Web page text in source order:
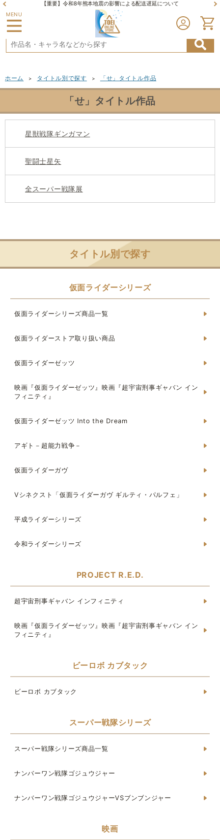
【重要】令和8年熊本地震の影響による配送遅延について
MENU
ホーム > タイトル別で探す > 「せ」タイトル作品
「せ」タイトル作品
星獣戦隊ギンガマン
聖闘士星矢
全スーパー戦隊展
タイトル別で探す
仮面ライダーシリーズ
仮面ライダーシリーズ商品一覧
仮面ライダーストア取り扱い商品
仮面ライダーゼッツ
映画『仮面ライダーゼッツ』映画『超宇宙刑事ギャバン イン
フィニティ』
仮面ライダーゼッツ Into the Dream
アギト－超能力戦争－
仮面ライダーガヴ
Vシネクスト「仮面ライダーガヴ ギルティ・パルフェ」
平成ライダーシリーズ
令和ライダーシリーズ
PROJECT R.E.D.
超宇宙刑事ギャバン インフィニティ
映画『仮面ライダーゼッツ』映画『超宇宙刑事ギャバン イン
フィニティ』
ビーロボ カブタック
ビーロボ カブタック
スーパー戦隊シリーズ
スーパー戦隊シリーズ商品一覧
ナンバーワン戦隊ゴジュウジャー
ナンバーワン戦隊ゴジュウジャーVSブンブンジャー
映画